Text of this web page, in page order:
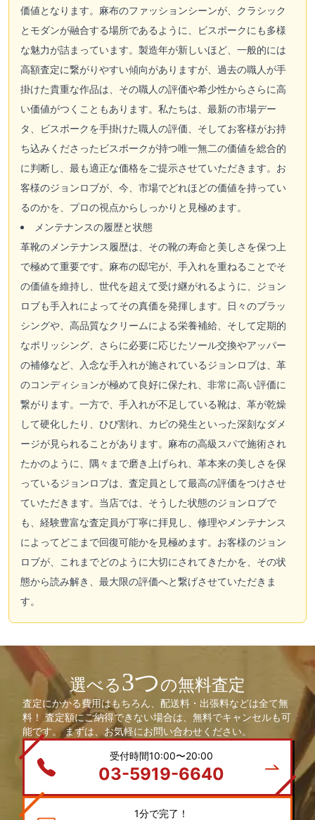
価値となります。麻布のファッションシーンが、クラシック
とモダンが融合する場所であるように、ビスポークにも多様
な魅力が詰まっています。製造年が新しいほど、一般的には
高額査定に繋がりやすい傾向がありますが、過去の職人が手
掛けた貴重な作品は、その職人の評価や希少性からさらに高
い価値がつくこともあります。私たちは、最新の市場デー
タ、ビスポークを手掛けた職人の評価、そしてお客様がお持
ち込みくださったビスポークが持つ唯一無二の価値を総合的
に判断し、最も適正な価格をご提示させていただきます。お
客様のジョンロブが、今、市場でどれほどの価値を持ってい
るのかを、プロの視点からしっかりと見極めます。
メンテナンスの履歴と状態
革靴のメンテナンス履歴は、その靴の寿命と美しさを保つ上
で極めて重要です。麻布の邸宅が、手入れを重ねることでそ
の価値を維持し、世代を超えて受け継がれるように、ジョン
ロブも手入れによってその真価を発揮します。日々のブラッ
シングや、高品質なクリームによる栄養補給、そして定期的
なポリッシング、さらに必要に応じたソール交換やアッパー
の補修など、入念な手入れが施されているジョンロブは、革
のコンディションが極めて良好に保たれ、非常に高い評価に
繋がります。一方で、手入れが不足している靴は、革が乾燥
して硬化したり、ひび割れ、カビの発生といった深刻なダメ
ージが見られることがあります。麻布の高級スパで施術され
たかのように、隅々まで磨き上げられ、革本来の美しさを保
っているジョンロブは、査定員として最高の評価をつけさせ
ていただきます。当店では、そうした状態のジョンロブで
も、経験豊富な査定員が丁寧に拝見し、修理やメンテナンス
によってどこまで回復可能かを見極めます。お客様のジョン
ロブが、これまでどのように大切にされてきたかを、その状
態から読み解き、最大限の評価へと繋げさせていただきま
す。
選べる3つの無料査定
査定にかかる費用はもちろん、配送料・出張料などは全て無
料！ 査定額にご納得できない場合は、無料でキャンセルも可
能です。 まずは、お気軽にお問い合わせください。
受付時間10:00〜20:00
03-5919-6640
1分で完了！